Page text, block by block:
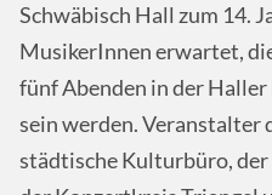
Schwäbisch Hall zum 14.
MusikerInnen erwartet,
fünf Abenden in der
sein werden. Veranstalter
städtische Kulturbüro, der